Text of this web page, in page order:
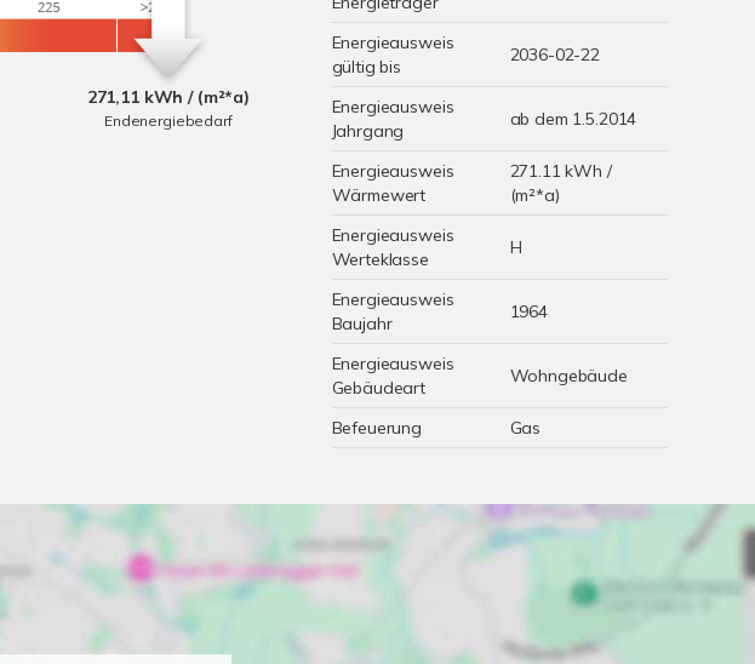
271,11 kWh / (m²*a)
Endenergiebedarf
Energieausweis
gültig bis
2036-02-22
Energieausweis
Jahrgang
ab dem 1.5.2014
Energieausweis
Wärmewert
271.11 kWh /
(m²*a)
Energieausweis
Werteklasse
H
Energieausweis
Baujahr
1964
Energieausweis
Gebäudeart
Wohngebäude
Befeuerung Gas